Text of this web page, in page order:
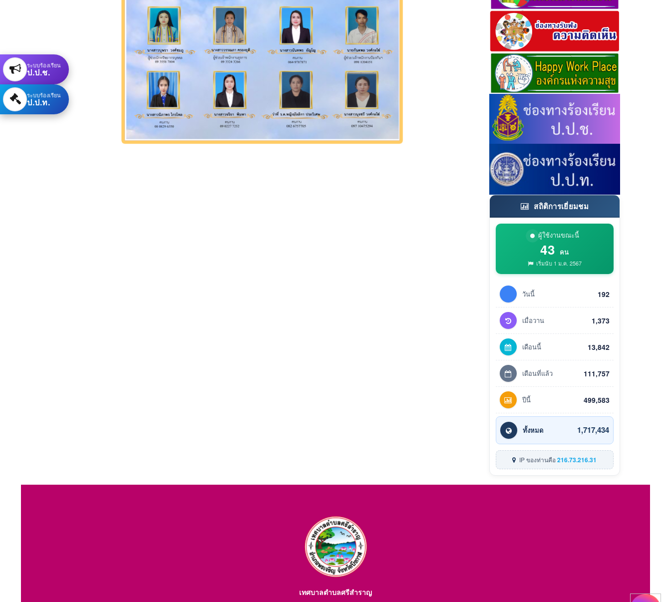
สถิติการเยี่ยมชม
ผู้ใช้งานขณะนี้
43 คน
เริ่มนับ 1 ม.ค. 2567
วันนี้ 192
เมื่อวาน 1,373
เดือนนี้ 13,842
เดือนที่แล้ว 111,757
ปีนี้ 499,583
ทั้งหมด 1,717,434
IP ของท่านคือ216.73.216.31
ระบบร้องเรียน
ป.ป.ช.
ระบบร้องเรียน
ป.ป.ท.
เทศบาลตำบลศรีสำราญ